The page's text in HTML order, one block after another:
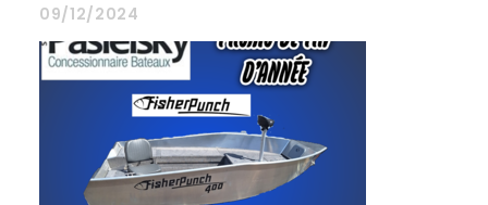
09/12/2024